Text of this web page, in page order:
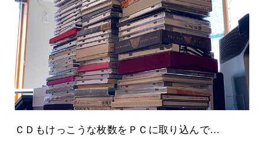
ＣＤもけっこうな枚数をＰＣに取り込んで…